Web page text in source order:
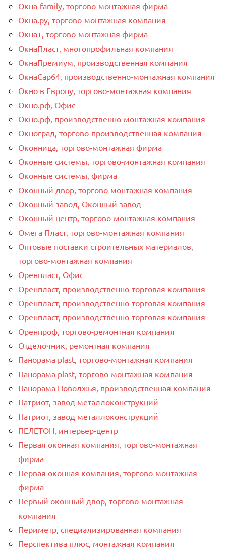
Окна-family, торгово-монтажная фирма
Окна.ру, торгово-монтажная компания
Окна+, торгово-монтажная фирма
ОкнаПласт, многопрофильная компания
ОкнаПремиум, производственная компания
ОкнаСар64, производственно-монтажная компания
Окно в Европу, торгово-монтажная компания
Окно.рф, Офис
Окно.рф, производственно-монтажная компания
Окноград, торгово-производственная компания
Оконница, торгово-монтажная фирма
Оконные системы, торгово-монтажная компания
Оконные системы, фирма
Оконный двор, торгово-монтажная компания
Оконный завод, Оконный завод
Оконный центр, торгово-монтажная компания
Омега Пласт, торгово-монтажная компания
Оптовые поставки строительных материалов,
торгово-монтажная компания
Оренпласт, Офис
Оренпласт, производственно-торговая компания
Оренпласт, производственно-торговая компания
Оренпласт, производственно-торговая компания
Оренпроф, торгово-ремонтная компания
Отделочник, ремонтная компания
Панорама plast, торгово-монтажная компания
Панорама plast, торгово-монтажная компания
Панорама Поволжья, производственная компания
Патриот, завод металлоконструкций
Патриот, завод металлоконструкций
ПЕЛЕТОН, интерьер-центр
Первая оконная компания, торгово-монтажная
фирма
Первая оконная компания, торгово-монтажная
фирма
Первый оконный двор, торгово-монтажная
компания
Периметр, специализированная компания
Перспектива плюс, монтажная компания